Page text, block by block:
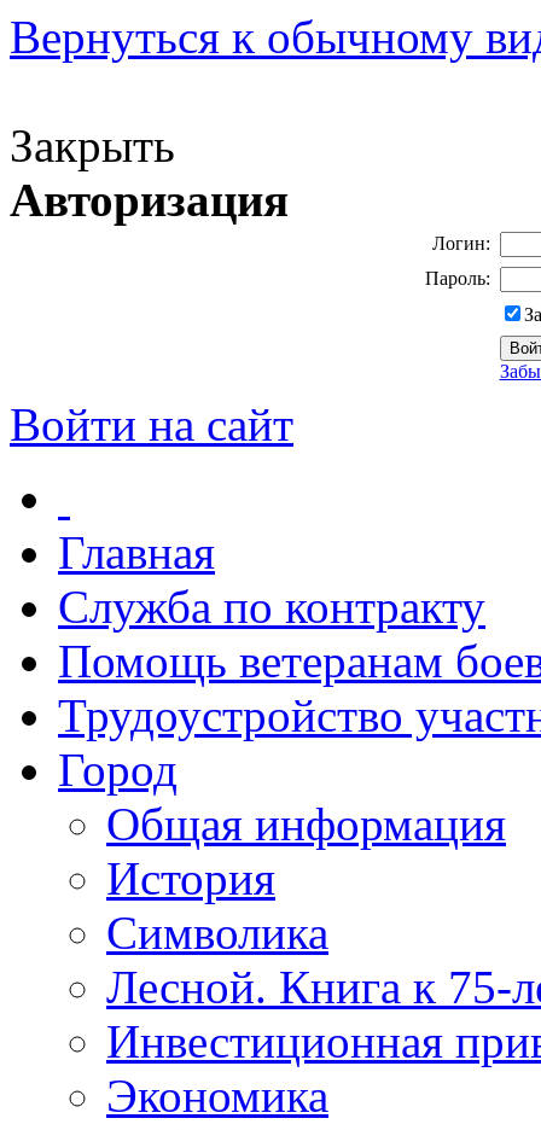
Вернуться к обычному
Закрыть
Авторизация
Логин:
Пароль:
Войти на сайт
Главная
Служба по контракту
Помощь ветеранам
Трудоустройство
Город
Общая информация
История
Символика
Лесной. Книга к 75-
Инвестиционная
Экономика